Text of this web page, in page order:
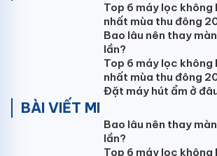
Phòng diện tích dưới 20m²
Không gian kín, cách nhiệt tốt
Đảm bảo làm lạnh hiệu quả và duy trì
điều hòa Gree BD12CI làm lạnh nhanh
Top 6 máy lọc không
nhất mùa thu đông
Bao lâu nên thay
lần?
Top 6 máy lọc không
nhất mùa thu đông
Đặt máy hút ẩm ở
BÀI VIẾT MI
Bao lâu nên thay
lần?
Top 6 máy lọc không